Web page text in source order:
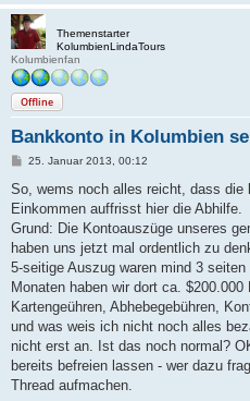
Themenstarter
KolumbienLindaTours
Kolumbienfan
Offline
Bankkonto in Kolumbien
B
i
r
a
25. Januar 2013, 00:12
So, wems noch alles reicht, dass
Einkommen auffrisst hier die Abhilfe.
Grund: Die Kontoauszüge unseres
haben uns jetzt mal ordentlich zu
5-seitige Auszug waren mind 3
Monaten haben wir dort ca. $200.000
Kartengeühren, Abhebegebühren,
und was weis ich nicht noch alles
nicht erst an. Ist das noch normal?
bereits befreien lassen - wer dazu
Thread aufmachen.